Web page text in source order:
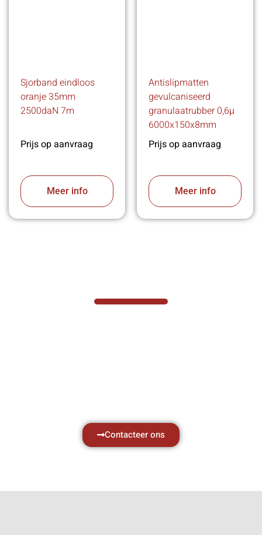
Sjorband eindloos
oranje 35mm
2500daN 7m
Prijs op aanvraag
Meer info
Antislipmatten
gevulcaniseerd
granulaatrubber 0,6µ
6000x150x8mm
Prijs op aanvraag
Meer info
Contacteer ons